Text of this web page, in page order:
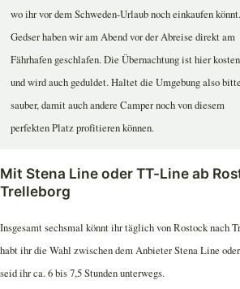
wo ihr vor dem Schweden-Urlaub noch einkaufen
Gedser haben wir am Abend vor der Abreise direkt am
Fährhafen geschlafen. Die Übernachtung ist hier
und wird auch geduldet. Haltet die Umgebung also bitte
sauber, damit auch andere Camper noch von diesem
perfekten Platz profitieren können.
Mit Stena Line oder TT-Line ab
Trelleborg
Insgesamt sechsmal könnt ihr täglich von Rostock nach
habt ihr die Wahl zwischen dem Anbieter Stena Line
seid ihr ca. 6 bis 7,5 Stunden unterwegs.